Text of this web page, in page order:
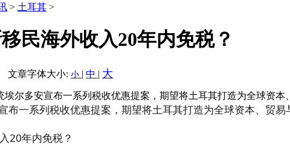
> 土耳其 >
民海外收入20年内免税？
文章字体大小: 小 | 中 | 大
尔多安宣布一系列税收优惠提案，期望将土耳其打造为全球资
布一系列税收优惠提案，期望将土耳其打造为全球资本、贸